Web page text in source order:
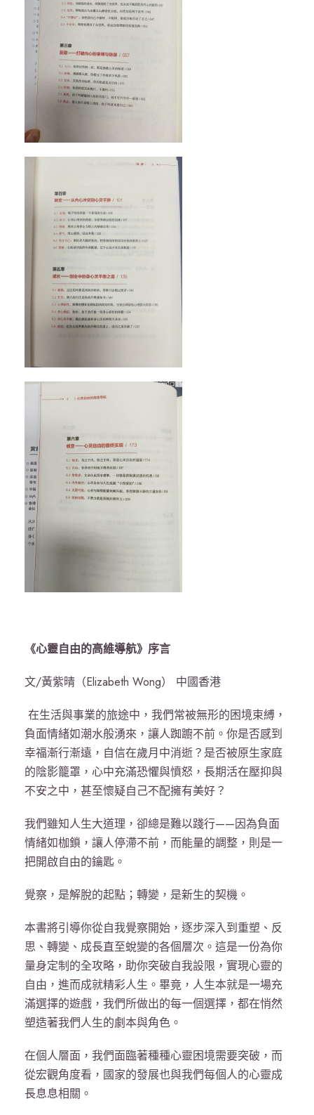
《心靈自由的高維導航》序言
文/黃紫晴（Elizabeth Wong） 中國香港
在生活與事業的旅途中，我們常被無形的困境束縛，
負面情緒如潮水般湧來，讓人踟躕不前。你是否感到
幸福漸行漸遠，自信在歲月中消逝？是否被原生家庭
的陰影籠罩，心中充滿恐懼與憤怒，長期活在壓抑與
不安之中，甚至懷疑自己不配擁有美好？
我們雖知人生大道理，卻總是難以踐行——因為負面
情緒如枷鎖，讓人停滯不前，而能量的調整，則是一
把開啟自由的鑰匙。
覺察，是解脫的起點；轉變，是新生的契機。
本書將引導你從自我覺察開始，逐步深入到重塑、反
思、轉變、成長直至蛻變的各個層次。這是一份為你
量身定制的全攻略，助你突破自我設限，實現心靈的
自由，進而成就精彩人生。畢竟，人生本就是一場充
滿選擇的遊戲，我們所做出的每一個選擇，都在悄然
塑造著我們人生的劇本與角色。
在個人層面，我們面臨著種種心靈困境需要突破，而
從宏觀角度看，國家的發展也與我們每個人的心靈成
長息息相關。